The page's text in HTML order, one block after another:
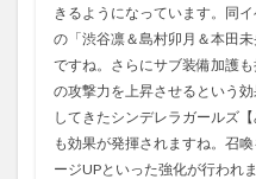
きるようになっています。同
の「渋谷凛＆島村卯月＆本田
ですね。さらにサブ装備加護
の攻撃力を上昇させるという
してきたシンデレラガールズ
も効果が発揮されますね。召
ージUPといった強化が行われ